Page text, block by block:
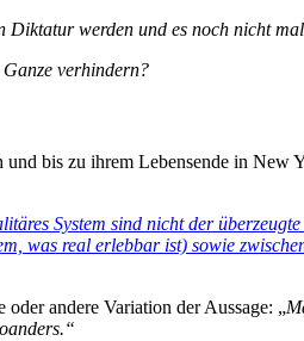
Diktatur werden und es noch nicht
verhindern?
bis zu ihrem Lebensende in New
System sind nicht der
was real erlebbar ist) sowie
andere Variation der Aussage: „